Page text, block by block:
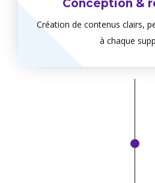
Conception &
Création de contenus clairs,
à chaque